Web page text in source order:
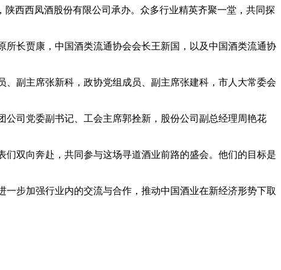
西西凤酒股份有限公司承办。众多行业精英齐聚一堂，共同探
长贾康，中国酒类流通协会会长王新国，以及中国酒类流通协
副主席张新科，政协党组成员、副主席张建科，市人大常委会
司党委副书记、工会主席郭拴新，股份公司副总经理周艳花
双向奔赴，共同参与这场寻道酒业前路的盛会。他们的目标是
步加强行业内的交流与合作，推动中国酒业在新经济形势下取